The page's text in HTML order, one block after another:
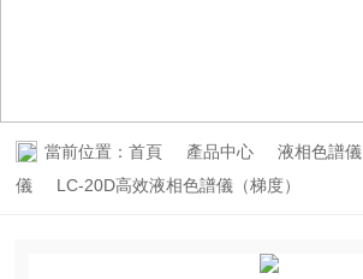
當前位置：首頁 產品中心 液相色譜儀
儀
LC-20D高效液相色譜儀（梯度）